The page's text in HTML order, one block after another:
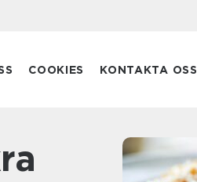
COOKIES KONTAKTA OSS